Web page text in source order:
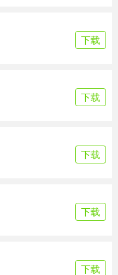
下载
下载
下载
下载
下载